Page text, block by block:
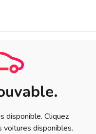
disponible. Cliquez
voitures disponibles.